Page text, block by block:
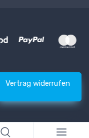
Vertrag widerrufen
Versand © Waschhelden